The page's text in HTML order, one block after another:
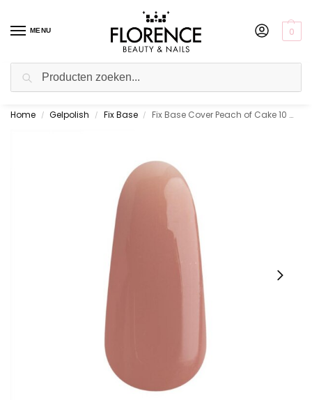
MENU 0
Gratis ophalen in de showroom
Home / Gelpolish / Fix Base / Fix Base Cover Peach of Cake 10 ml.